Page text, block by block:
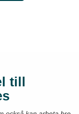
till